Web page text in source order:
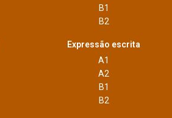
B1
B2
Expressão escrita
A1
A2
B1
B2